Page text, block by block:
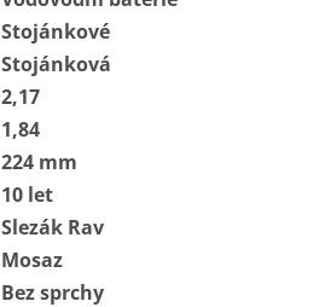
Stojánkové
Stojánková
2,17
1,84
224 mm
10 let
Slezák Rav
Mosaz
Bez sprchy